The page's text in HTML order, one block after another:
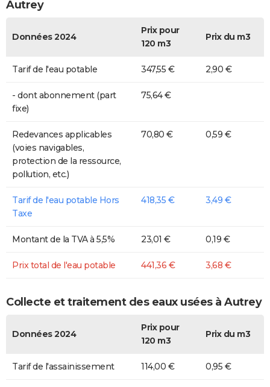
Autrey
Données 2024
Prix pour
120 m3
Prix du m3
Tarif de l'eau potable 347,55 € 2,90 €
- dont abonnement (part
fixe)
75,64 €
Redevances applicables
(voies navigables,
protection de la ressource,
pollution, etc.)
70,80 € 0,59 €
Tarif de l'eau potable Hors
Taxe
418,35 € 3,49 €
Montant de la TVA à 5,5% 23,01 € 0,19 €
Prix total de l'eau potable 441,36 € 3,68 €
Collecte et traitement des eaux usées à Autrey
Données 2024
Prix pour
120 m3
Prix du m3
Tarif de l'assainissement 114,00 € 0,95 €